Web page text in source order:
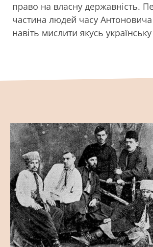
право на власну державність.
частина людей часу
навіть мислити якусь українську